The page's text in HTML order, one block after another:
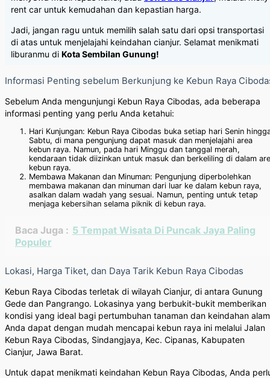
rent car untuk kemudahan dan kepastian harga.
Jadi, jangan ragu untuk memilih salah satu dari opsi transportasi
di atas untuk menjelajahi keindahan cianjur. Selamat menikmati
liburanmu di Kota Sembilan Gunung!
Informasi Penting sebelum Berkunjung ke Kebun Raya
Sebelum Anda mengunjungi Kebun Raya Cibodas, ada beberapa
informasi penting yang perlu Anda ketahui:
Hari Kunjungan: Kebun Raya Cibodas buka setiap hari Senin
Sabtu, di mana pengunjung dapat masuk dan menjelajahi area
kebun raya. Namun, pada hari Minggu dan tanggal merah,
kendaraan tidak diizinkan untuk masuk dan berkeliling di dalam
kebun raya.
Membawa Makanan dan Minuman: Pengunjung diperbolehkan
membawa makanan dan minuman dari luar ke dalam kebun raya,
asalkan dalam wadah yang sesuai. Namun, penting untuk tetap
menjaga kebersihan selama piknik di kebun raya.
Baca Juga : 5 Tempat Wisata Di Puncak Jaya Paling
Populer
Lokasi, Harga Tiket, dan Daya Tarik Kebun Raya Cibodas
Kebun Raya Cibodas terletak di wilayah Cianjur, di antara Gunung
Gede dan Pangrango. Lokasinya yang berbukit-bukit memberikan
kondisi yang ideal bagi pertumbuhan tanaman dan keindahan
Anda dapat dengan mudah mencapai kebun raya ini melalui Jalan
Kebun Raya Cibodas, Sindangjaya, Kec. Cipanas, Kabupaten
Cianjur, Jawa Barat.
Untuk dapat menikmati keindahan Kebun Raya Cibodas, Anda